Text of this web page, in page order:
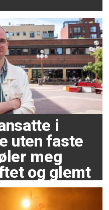
i
uten faste
meg
og glemt